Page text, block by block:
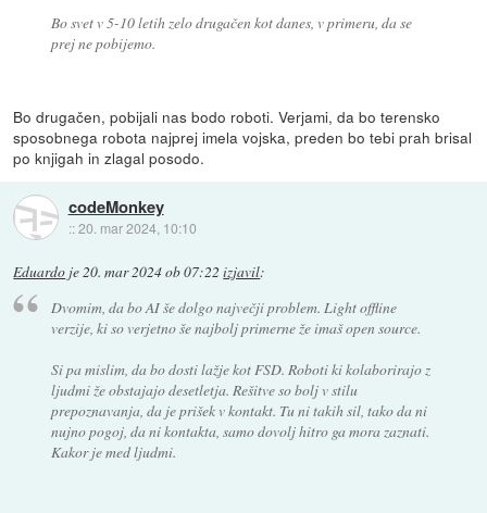
Bo svet v 5-10 letih zelo drugačen kot danes, v primeru, da se
prej ne pobijemo.
Bo drugačen, pobijali nas bodo roboti. Verjami, da bo terensko
sposobnega robota najprej imela vojska, preden bo tebi prah brisal
po knjigah in zlagal posodo.
codeMonkey
::20. mar 2024, 10:10
Eduardo je20. mar 2024 ob 07:22 izjavil:
Dvomim, da bo AI še dolgo največji problem. Light offline
verzije, ki so verjetno še najbolj primerne že imaš open source.
Si pa mislim, da bo dosti lažje kot FSD. Roboti ki kolaborirajo z
ljudmi že obstajajo desetletja. Rešitve so bolj v stilu
prepoznavanja, da je prišek v kontakt. Tu ni takih sil, tako da ni
nujno pogoj, da ni kontakta, samo dovolj hitro ga mora zaznati.
Kakor je med ljudmi.